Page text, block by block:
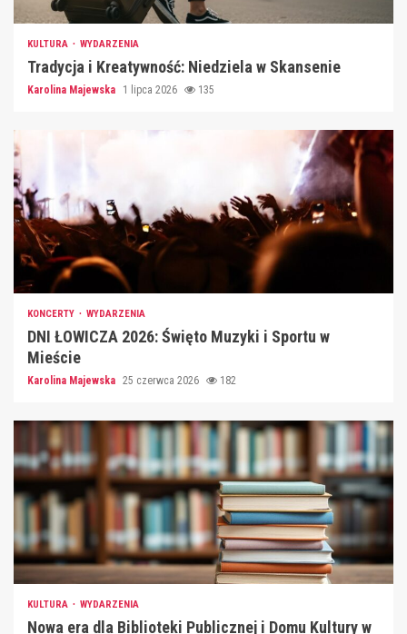
KULTURA WYDARZENIA
Tradycja i Kreatywność: Niedziela w Skansenie
Karolina Majewska 1 lipca 2026 135
KONCERTY WYDARZENIA
DNI ŁOWICZA 2026: Święto Muzyki i Sportu w
Mieście
Karolina Majewska 25 czerwca 2026 182
KULTURA WYDARZENIA
Nowa era dla Biblioteki Publicznej i Domu Kultury w